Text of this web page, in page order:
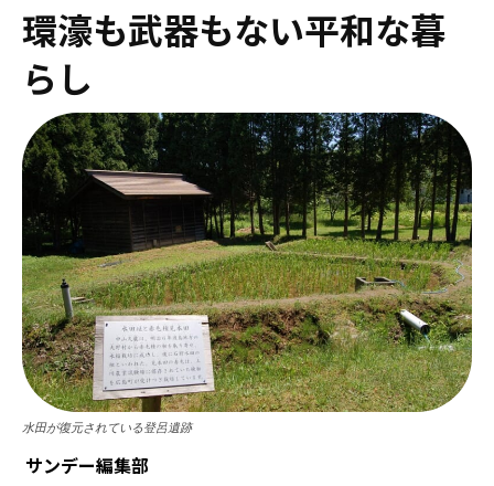
環濠も武器もない平和な暮
らし
水田が復元されている登呂遺跡
サンデー編集部